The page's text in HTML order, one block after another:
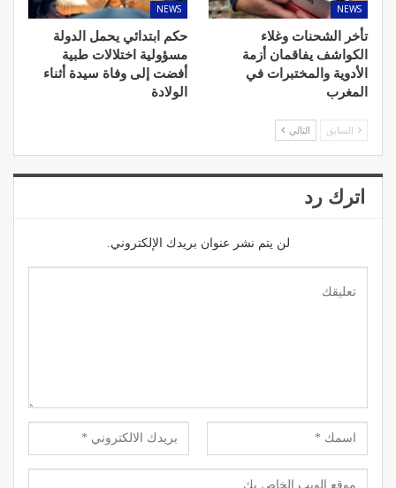
NEWS
تأخر الشحنات وغلاء
الكواشف يفاقمان أزمة
الأدوية والمختبرات في
المغرب
NEWS
حكم ابتدائي يحمل الدولة
مسؤولية اختلالات طبية
أفضت إلى وفاة سيدة أثناء
الولادة
السابق التالي
اترك رد
لن يتم نشر عنوان بريدك الإلكتروني.